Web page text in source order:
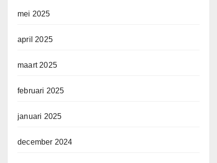
mei 2025
april 2025
maart 2025
februari 2025
januari 2025
december 2024